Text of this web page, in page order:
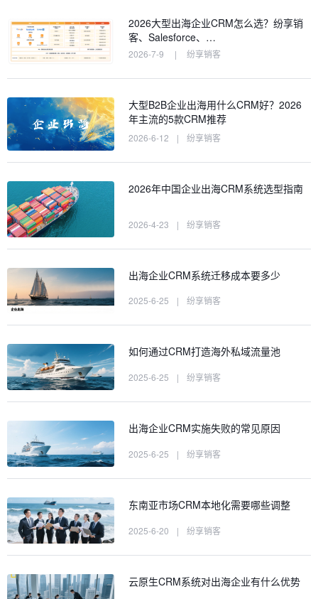
2026大型出海企业CRM怎么选？纷享销
客、Salesforce、…
2026-7-9 | 纷享销客
大型B2B企业出海用什么CRM好？2026
年主流的5款CRM推荐
2026-6-12 | 纷享销客
2026年中国企业出海CRM系统选型指南
2026-4-23 | 纷享销客
出海企业CRM系统迁移成本要多少
2025-6-25 | 纷享销客
如何通过CRM打造海外私域流量池
2025-6-25 | 纷享销客
出海企业CRM实施失败的常见原因
2025-6-25 | 纷享销客
东南亚市场CRM本地化需要哪些调整
2025-6-20 | 纷享销客
云原生CRM系统对出海企业有什么优势